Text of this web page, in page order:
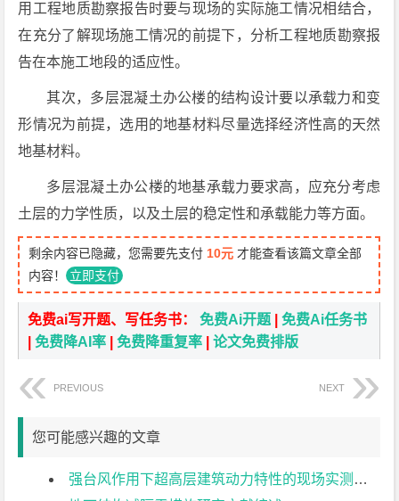
用工程地质勘察报告时要与现场的实际施工情况相结合，
在充分了解现场施工情况的前提下，分析工程地质勘察报
告在本施工地段的适应性。
其次，多层混凝土办公楼的结构设计要以承载力和变
形情况为前提，选用的地基材料尽量选择经济性高的天然
地基材料。
多层混凝土办公楼的地基承载力要求高，应充分考虑
土层的力学性质，以及土层的稳定性和承载能力等方面。
剩余内容已隐藏，您需要先支付 10元 才能查看该篇文章全部
内容！ 立即支付
免费ai写开题、写任务书：免费Ai开题 |免费Ai任务书
|免费降AI率 |免费降重复率 |论文免费排版
PREVIOUS NEXT
您可能感兴趣的文章
强台风作用下超高层建筑动力特性的现场实测研究文献综述